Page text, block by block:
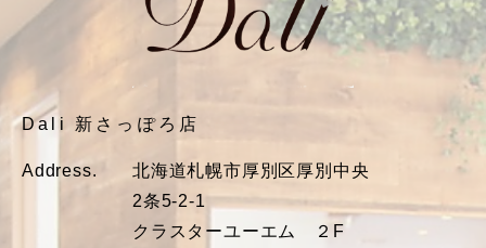
Dali 新さっぽろ店
Address.
北海道札幌市厚別区厚別中央
2条5-2-1
クラスターユーエム ２F